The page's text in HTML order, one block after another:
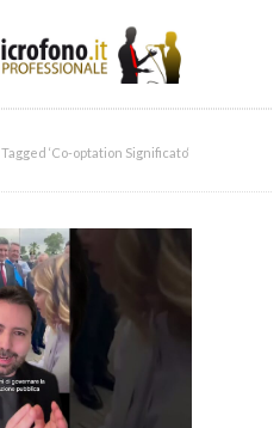
Tagged ‘Co-optation Significato‘